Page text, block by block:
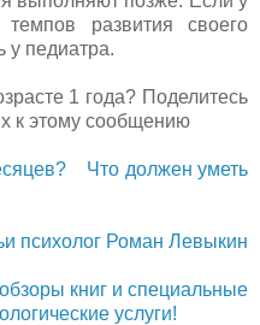
развития своего
у педиатра.
1 года? Поделитесь
к этому сообщению
Что должен уметь
психолог Роман Левыкин
книг и специальные
услуги!